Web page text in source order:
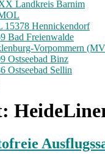
Landkreis Barnim
15378 Hennickendorf
Bad Freienwalde
Vorpommern
Ostseebad Binz
Ostseebad Sellin